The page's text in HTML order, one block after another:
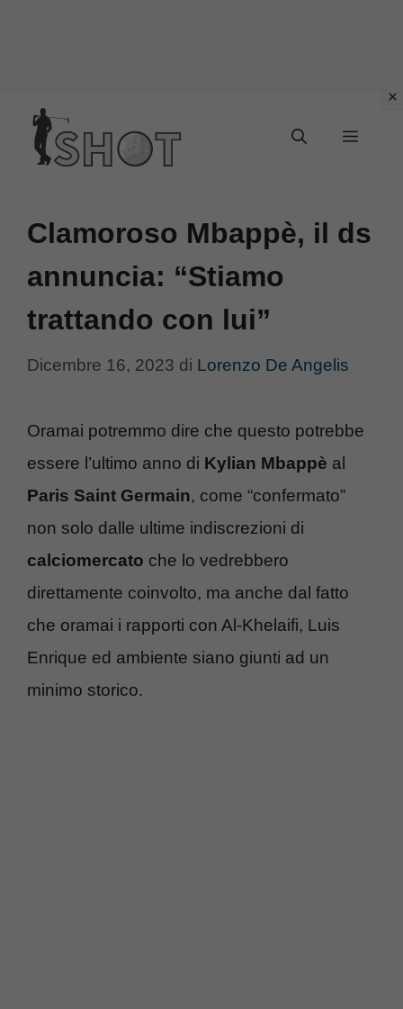
contenuto
Menu
Clamoroso Mbappè, il ds
annuncia: “Stiamo
trattando con lui”
Dicembre 16, 2023 di Lorenzo De Angelis
Oramai potremmo dire che questo potrebbe
essere l’ultimo anno di Kylian Mbappè al
Paris Saint Germain, come “confermato”
non solo dalle ultime indiscrezioni di
calciomercato che lo vedrebbero
direttamente coinvolto, ma anche dal fatto
che oramai i rapporti con Al-Khelaifi, Luis
Enrique ed ambiente siano giunti ad un
minimo storico.